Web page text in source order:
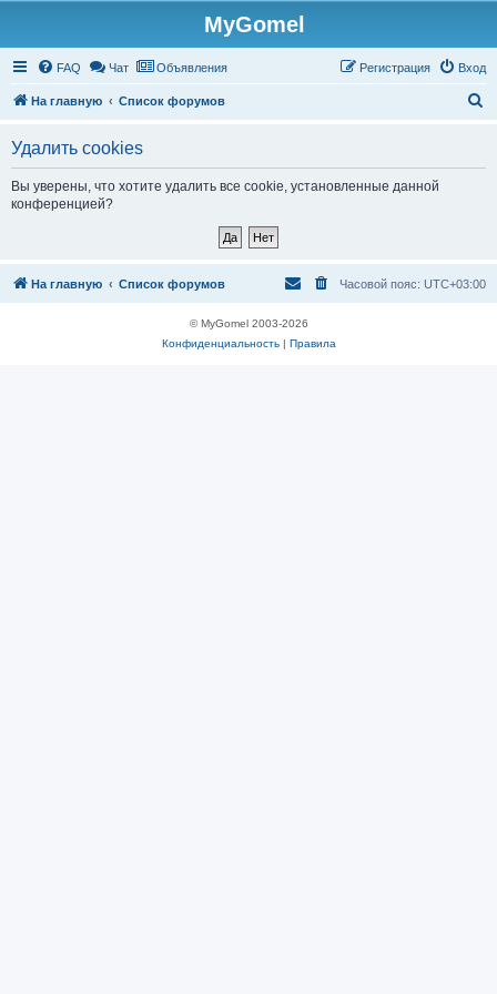
MyGomel
FAQ Чат Объявления Вход
Регистрация
На главную Список форумов
Удалить cookies
Вы уверены, что хотите удалить все cookie, установленные данной
конференцией?
На главную Список форумов Часовой пояс: UTC+03:00
© MyGomel 2003-2026
Конфиденциальность| Правила